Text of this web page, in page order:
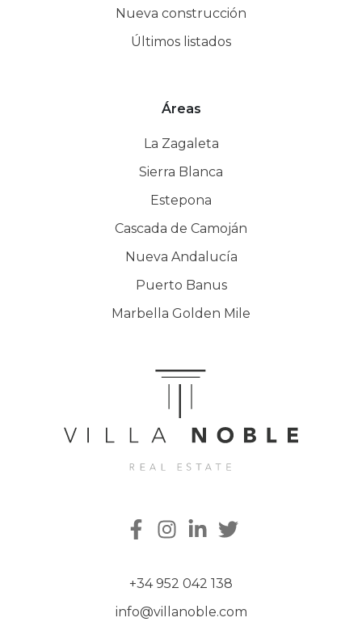
Nueva construcción
Últimos listados
Áreas
La Zagaleta
Sierra Blanca
Estepona
Cascada de Camoján
Nueva Andalucía
Puerto Banus
Marbella Golden Mile
+34 952 042 138
info@villanoble.com